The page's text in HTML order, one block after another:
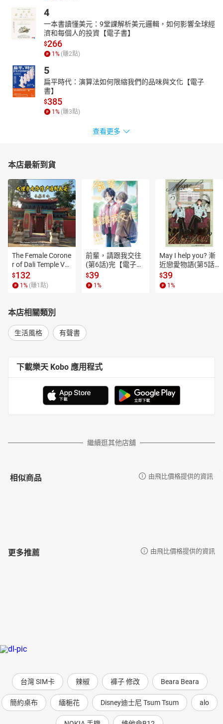
‧詳細講解各食材特性，最完整的綠拿鐵食譜
目錄：
Chapter 1
保濕是養顏美容的基礎
蜂蜜牛奶
玉竹養顏茶
檸檬柳橙汁
芹菜汁
檸檬茭白香瓜汁
Chapter2****不用花大錢也能輕鬆美白除斑
櫻桃銀耳湯
甜菜根蘋果汁
鮮橙菠菜胡蘿蔔汁
橘芹花椰汁
蒲公英葡萄柚汁
草莓葡萄柚黃瓜汁
木瓜蜜奶
南瓜柳橙牛奶
高麗菜蘆薈汁
番茄蘋果汁
番茄汁
葡萄覆盆子紫高麗菜汁
香檸芭樂鮮果汁
藍莓香蕉優格
酪梨蘋果汁
蘋果荷蘭芹汁
草莓哈密瓜菠菜汁
番茄鳳梨汁
4
一本書讀懂美元：9堂課解析美元邏輯，如何影響全球經
濟和每個人的投資【電子書】
$266
1 % (賺2點)
5
扁平時代：演算法如何限縮我們的品味與文化【電子
書】
$385
1 % (賺3點)
查看更多
本店最新到貨
The Female Corone
r of Dali Temple Vo
l.6【有聲書】
$132
1 % (賺1 點)
前輩，請跟我交往
(第6話)完【電子
書】
$39
1 %
May I help you? 漸
近戀愛物語(第5話)
【電子書】
$39
1 %
本店相關類別
生活風格 有聲書
下載樂天 Kobo 應用程式
繼續逛其他店舖
相似商品 由飛比價格提供的資訊
更多推薦 由飛比價格提供的資訊
台灣 SIM卡 辣椒 褲子 修改 Beara Beara
簡約桌布 緬梔花 Disney迪士尼 Tsum Tsum alo